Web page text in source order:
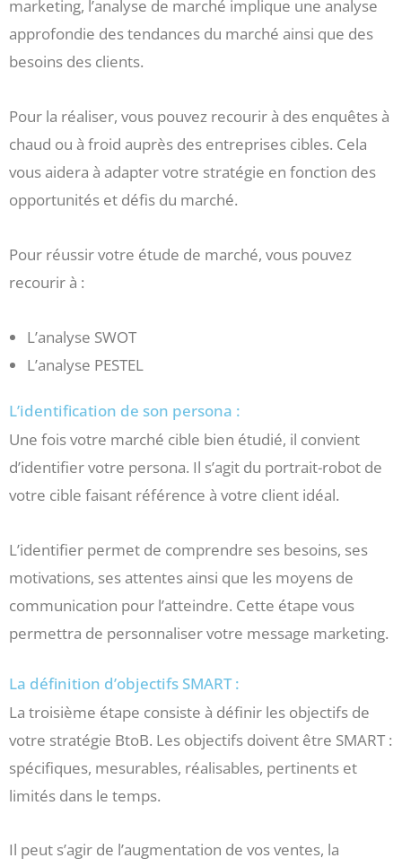
marketing, l’analyse de marché implique une analyse
approfondie des tendances du marché ainsi que des
besoins des clients.
Pour la réaliser, vous pouvez recourir à des enquêtes à
chaud ou à froid auprès des entreprises cibles. Cela
vous aidera à adapter votre stratégie en fonction des
opportunités et défis du marché.
Pour réussir votre étude de marché, vous pouvez
recourir à :
L’analyse SWOT
L’analyse PESTEL
L’identification de son persona :
Une fois votre marché cible bien étudié, il convient
d’identifier votre persona. Il s’agit du portrait-robot de
votre cible faisant référence à votre client idéal.
L’identifier permet de comprendre ses besoins, ses
motivations, ses attentes ainsi que les moyens de
communication pour l’atteindre. Cette étape vous
permettra de personnaliser votre message marketing.
La définition d’objectifs SMART :
La troisième étape consiste à définir les objectifs de
votre stratégie BtoB. Les objectifs doivent être SMART :
spécifiques, mesurables, réalisables, pertinents et
limités dans le temps.
Il peut s’agir de l’augmentation de vos ventes, la